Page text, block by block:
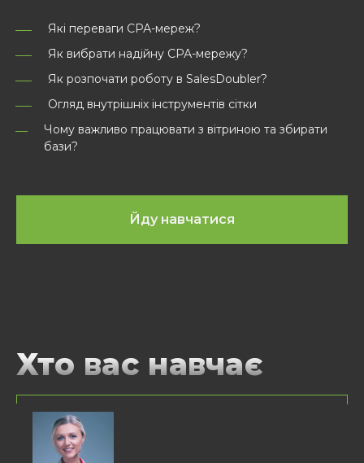
Які переваги СРА-мереж?
Як вибрати надійну СРА-мережу?
Як розпочати роботу в SalesDoubler?
Огляд внутрішніх інструментів сітки
Чому важливо працювати з вітриною та збирати
бази?
Йду навчатися
Хто вас навчає